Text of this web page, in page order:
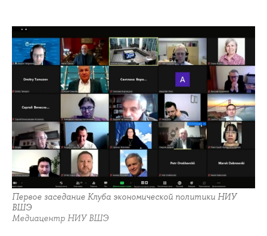
Первое заседание Клуба экономической политики НИУ
ВШЭ
Медиацентр НИУ ВШЭ